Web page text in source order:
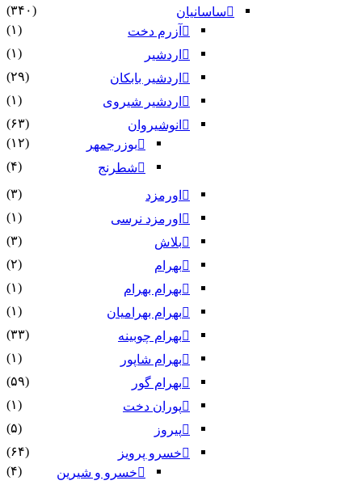
ساسانیان
(۳۴۰)
آزرم دخت
(۱)
اردشیر
(۱)
اردشیر بابکان
(۲۹)
اردشیر شیروی
(۱)
انوشیروان
(۶۳)
بوزرجمهر
(۱۲)
شطرنج
(۴)
اورمزد
(۳)
اورمزد نرسى‏
(۱)
بلاش
(۳)
بهرام
(۲)
بهرام بهرام
(۱)
بهرام بهرامیان‏
(۱)
بهرام چوبینه
(۳۳)
بهرام شاپور
(۱)
بهرام گور
(۵۹)
پوران دخت
(۱)
پیروز
(۵)
خسرو پرویز
(۶۴)
خسرو و شیرین
(۴)